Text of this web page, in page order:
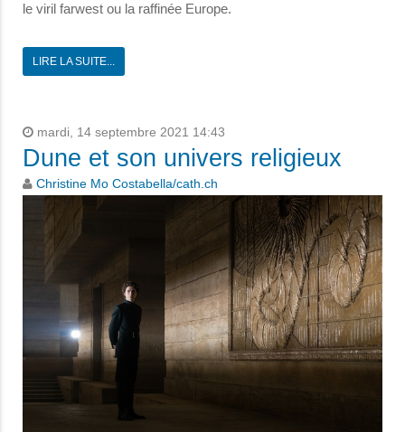
le viril farwest ou la raffinée Europe.
LIRE LA SUITE...
mardi, 14 septembre 2021 14:43
Dune et son univers religieux
Christine Mo Costabella/cath.ch